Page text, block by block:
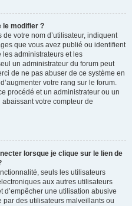
le modifier ?
votre nom d’utilisateur, indiquent
que vous avez publié ou identifient
administrateurs et les
un administrateur du forum peut
de ne pas abuser de ce système en
votre rang sur le forum.
procédé et un administrateur ou un
votre compteur de
lorsque je clique sur le lien de
seuls les utilisateurs
aux autres utilisateurs
une utilisation abusive
des utilisateurs malveillants ou